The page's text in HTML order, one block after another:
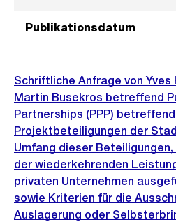
Publikationsdatum
Schriftliche Anfrage von Yves
Martin Busekros betreffend
Partnerships (PPP) betreffend
Projektbeteiligungen der
Umfang dieser
der wiederkehrenden
privaten Unternehmen
sowie Kriterien für die
Auslagerung oder